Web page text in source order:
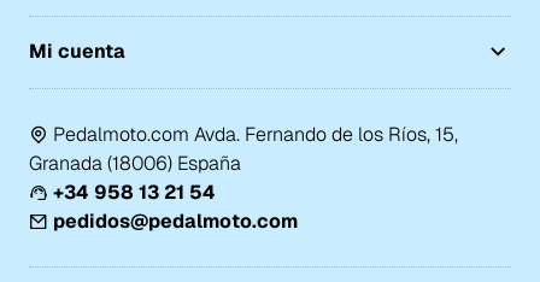
Mi cuenta
Pedalmoto.com Avda. Fernando de los Ríos, 15,
Granada (18006) España
+34 958 13 21 54
pedidos@pedalmoto.com